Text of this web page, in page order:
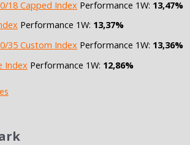
18 Capped Index Performance 1W: 13,47%
Performance 1W: 13,37%
35 Custom Index Performance 1W: 13,36%
Index Performance 1W: 12,86%